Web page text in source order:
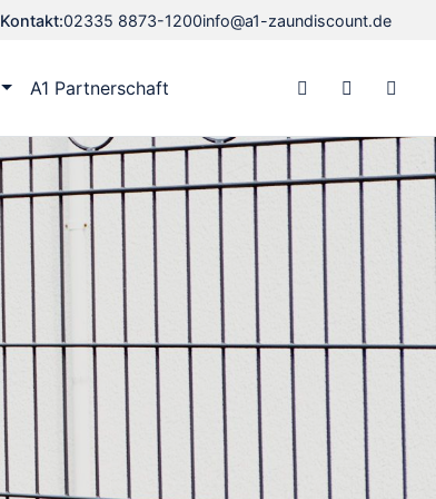
Kontakt:02335 8873-1200info@a1-zaundiscount.de
A1 Partnerschaft